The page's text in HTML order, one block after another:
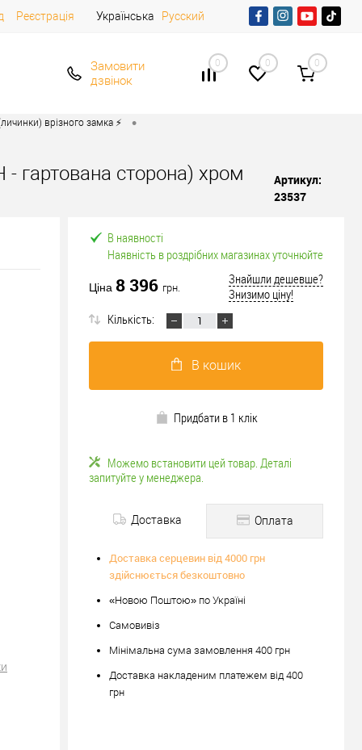
Реєстрація Українська Русский
Замовити
дзвінок
0 0 0
врізного замка ⚡️ •
- гартована сторона) хром
Артикул:
23537
В наявності
Наявність в роздрібних магазинах уточнюйте
Ціна 8 396 грн.
Знайшли дешевше?
Знизимо ціну!
Кількість:
В кошик
Придбати в 1 клік
Можемо встановити цей товар. Деталі
запитуйте у менеджера.
Доставка Оплата
Доставка серцевин від 4000 грн
здійснюється безкоштовно
«Новою Поштою» по Україні
Самовивіз
Мінімальна сума замовлення 400 грн
Доставка накладеним платежем від 400
грн